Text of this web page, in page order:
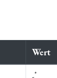
Wert
*